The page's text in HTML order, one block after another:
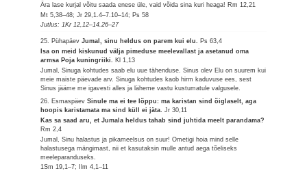
Ära lase kurjal võitu saada enese üle, vaid võida sina kuri heaga! Rm 12,21
Mt 5,38–48; Jr 29,1.4–7.10–14; Ps 58
Jutlus: 1Kr 12,12–14.26–27
25. PühapäevJumal, sinu heldus on parem kui elu. Ps 63,4
Isa on meid kiskunud välja pimeduse meelevallast ja asetanud oma
armsa Poja kuningriiki. Kl 1,13
Jumal, Sinuga kohtudes saab elu uue tähenduse. Sinus olev Elu on suurem kui
meie maiste päevade arv. Sinuga kohtudes kaob hirm kaduvuse ees, sest
Sinus jääme me igavesti alles ja läheme vastu kustumatule valgusele.
26. EsmaspäevSinule ma ei tee lõppu: ma karistan sind õiglaselt, aga
hoopis karistamata ma sind küll ei jäta.Jr 30,11
Kas sa saad aru, et Jumala heldus tahab sind juhtida meelt parandama?
Rm 2,4
Jumal, Sinu halastus ja pikameelsus on suur! Ometigi hoia mind selle
halastusega mängimast, nii et kasutaksin mulle antud aega tõeliseks
meeleparanduseks.
1Sm 19,1–7; Ilm 4,1–11